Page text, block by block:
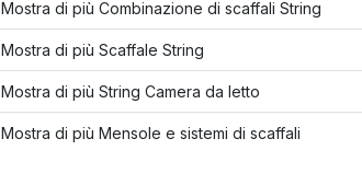
Mostra di più Combinazione di scaffali String
Mostra di più Scaffale String
Mostra di più String Camera da letto
Mostra di più Mensole e sistemi di scaffali